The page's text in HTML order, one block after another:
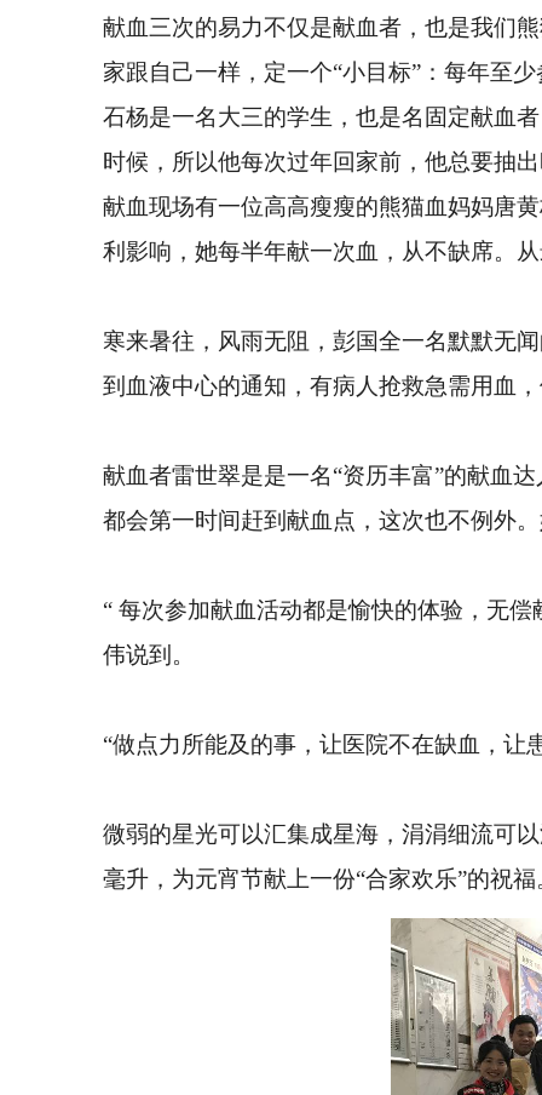
献血三次的易力不仅是献血者，也是我们
家跟自己一样，定一个“小目标”：每年至
石杨是一名大三的学生，也是名固定献血
时候，所以他每次过年回家前，他总要抽
献血现场有一位高高瘦瘦的熊猫血妈妈唐
利影响，她每半年献一次血，从不缺席。
寒来暑往，风雨无阻，彭国全一名默默无
到血液中心的通知，有病人抢救急需用血
献血者雷世翠是是一名“资历丰富”的献血
都会第一时间赶到献血点，这次也不例外
“ 每次参加献血活动都是愉快的体验，无
伟说到。
“做点力所能及的事，让医院不在缺血，
微弱的星光可以汇集成星海，涓涓细流可
毫升，为元宵节献上一份“合家欢乐”的祝福